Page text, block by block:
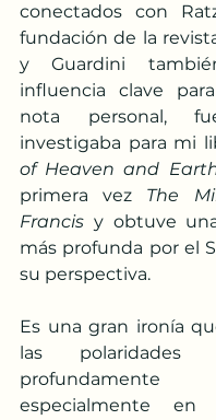
conectados con
fundación de la
y Guardini
influencia clave
nota personal,
investigaba para mi
of Heaven and
primera vez The
Francis y obtuve
más profunda por el
su perspectiva.​
Es una gran ironía
las
profundamente
especialmente en